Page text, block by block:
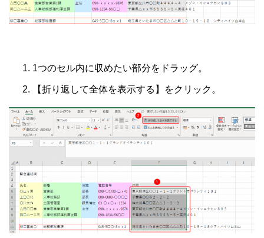
1つのセル内に収めたい部分をドラッグ。
【折り返して全体を表示する】をクリック。